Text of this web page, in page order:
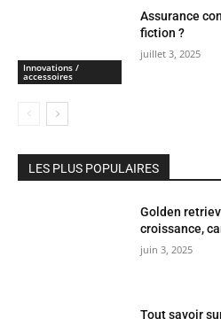
Innovations /
accessoires
Assurance
fiction ?
juillet 3, 2025
LES PLUS POPULAIRES
Golden
croissance,
juin 3, 2025
Tout savoir